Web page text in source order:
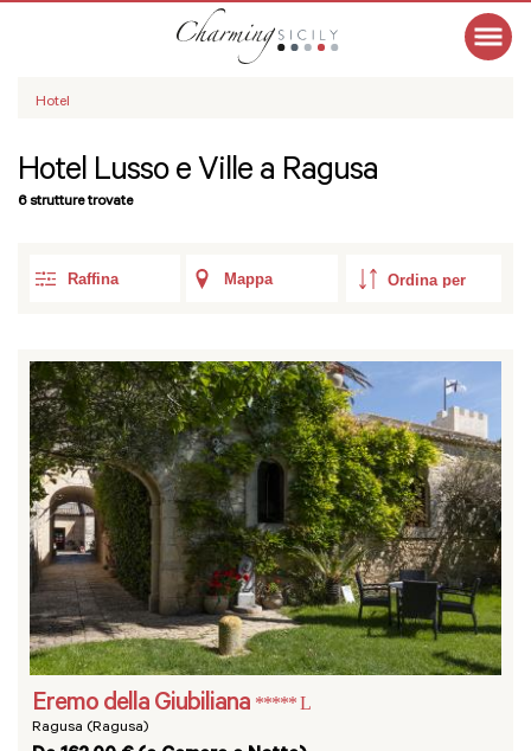
Hotel
Hotel Lusso e Ville a Ragusa
6 strutture trovate
Raffina Mappa
Eremo della Giubiliana ***** L
Ragusa (Ragusa)